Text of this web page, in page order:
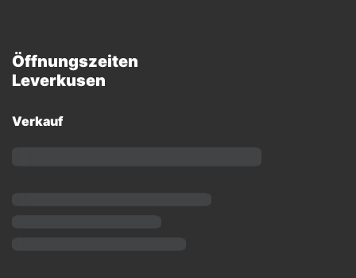
Öffnungszeiten
Leverkusen
Verkauf